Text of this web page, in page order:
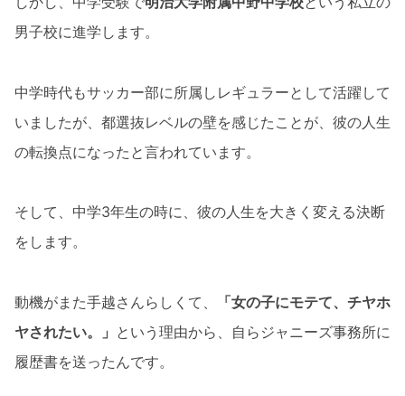
男子校に進学します。
中学時代もサッカー部に所属しレギュラーとして活躍して
いましたが、都選抜レベルの壁を感じたことが、彼の人生
の転換点になったと言われています。
そして、中学3年生の時に、彼の人生を大きく変える決断
をします。
動機がまた手越さんらしくて、
「女の子にモテて、チヤホ
ヤされたい。」 という理由から、自らジャニーズ事務所に
履歴書を送ったんです。